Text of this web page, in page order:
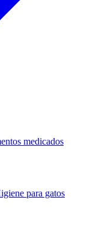
medicados
para gatos